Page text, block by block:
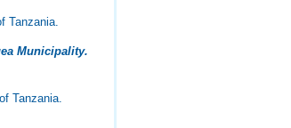
Tanzania.
Municipality.
Tanzania.